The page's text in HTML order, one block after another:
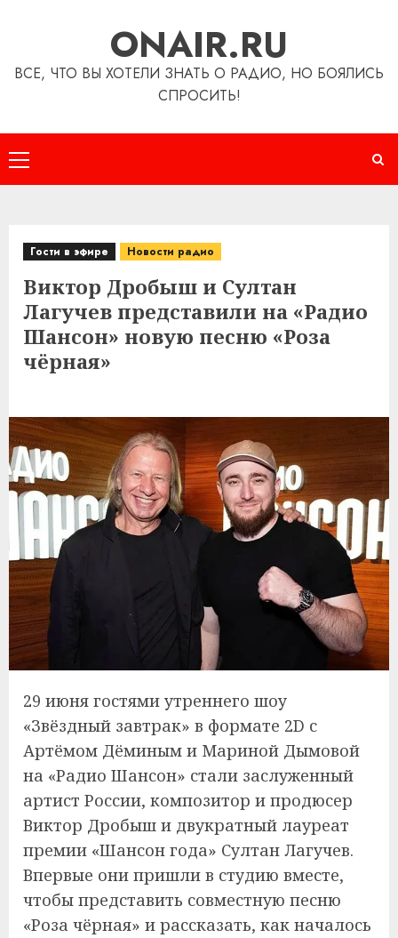
ONAIR.RU
ВСЕ, ЧТО ВЫ ХОТЕЛИ ЗНАТЬ О РАДИО, НО БОЯЛИСЬ
СПРОСИТЬ!
Основное
меню
Гости в эфире Новости радио
Виктор Дробыш и Султан
Лагучев представили на «Радио
Шансон» новую песню «Роза
чёрная»
29 июня гостями утреннего шоу
«Звёздный завтрак» в формате 2D с
Артёмом Дёминым и Мариной Дымовой
на «Радио Шансон» стали заслуженный
артист России, композитор и продюсер
Виктор Дробыш и двукратный лауреат
премии «Шансон года» Султан Лагучев.
Впервые они пришли в студию вместе,
чтобы представить совместную песню
«Роза чёрная» и рассказать, как началось